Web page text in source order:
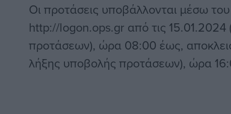
Οι προτάσεις υποβάλλονται μέσω
http://logon.ops.gr από τις
προτάσεων), ώρα 08:00 έως,
λήξης υποβολής προτάσεων), ώρα